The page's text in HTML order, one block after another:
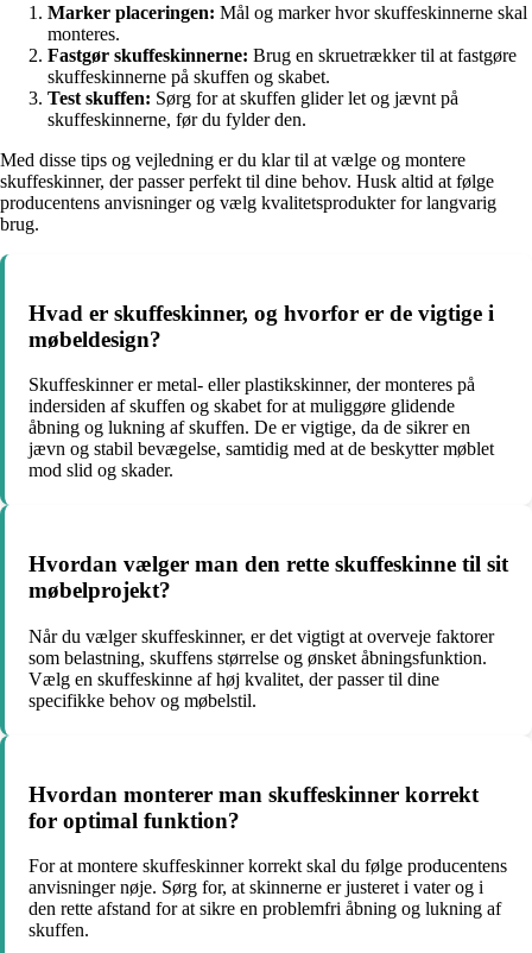
Marker placeringen: Mål og marker hvor skuffeskinnerne skal
monteres.
Fastgør skuffeskinnerne: Brug en skruetrækker til at fastgøre
skuffeskinnerne på skuffen og skabet.
Test skuffen: Sørg for at skuffen glider let og jævnt på
skuffeskinnerne, før du fylder den.
Med disse tips og vejledning er du klar til at vælge og montere
skuffeskinner, der passer perfekt til dine behov. Husk altid at følge
producentens anvisninger og vælg kvalitetsprodukter for langvarig
brug.
Hvad er skuffeskinner, og hvorfor er de vigtige i
møbeldesign?
Skuffeskinner er metal- eller plastikskinner, der monteres på
indersiden af skuffen og skabet for at muliggøre glidende
åbning og lukning af skuffen. De er vigtige, da de sikrer en
jævn og stabil bevægelse, samtidig med at de beskytter møblet
mod slid og skader.
Hvordan vælger man den rette skuffeskinne til sit
møbelprojekt?
Når du vælger skuffeskinner, er det vigtigt at overveje faktorer
som belastning, skuffens størrelse og ønsket åbningsfunktion.
Vælg en skuffeskinne af høj kvalitet, der passer til dine
specifikke behov og møbelstil.
Hvordan monterer man skuffeskinner korrekt
for optimal funktion?
For at montere skuffeskinner korrekt skal du følge producentens
anvisninger nøje. Sørg for, at skinnerne er justeret i vater og i
den rette afstand for at sikre en problemfri åbning og lukning af
skuffen.